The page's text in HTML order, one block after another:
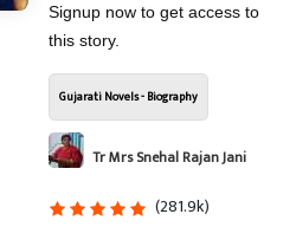
Signup now to get access to
this story.
Gujarati Novels - Biography
Tr Mrs Snehal Rajan Jani
(281.9k)